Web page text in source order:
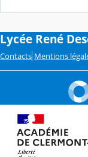
Lycée René
Contacts Mentions